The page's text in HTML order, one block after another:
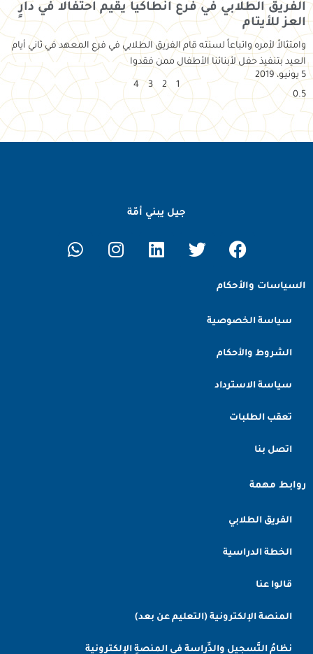
الفريق الطلابي في فرع انطاكيا يقيم احتفالا في دارٍ
العز للأيتام
وامتثالاً لأمره واتباعاً لسنته قام الفريق الطلابي في فرع المعهد في ثاني أيام
العيد بتنفيذ حفل لأبنائنا الأطفال ممن فقدوا
5 يونيو، 2019
1
2
3
4
جيل يبني أمّة
السياسات والأحكام
سياسة الخصوصية
الشروط والأحكام
سياسة الاسترداد
تعقب الطلبات
اتصل بنا
روابط مهمة
الفريق الطلابي
الخطة الدراسية
قالوا عنا
المنصة الإلكترونية (التعليم عن بعد)
نظامُ التَّسجيل والدِّراسة في المنصةِ الإلكترونية